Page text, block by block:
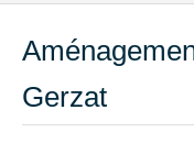
Gerzat